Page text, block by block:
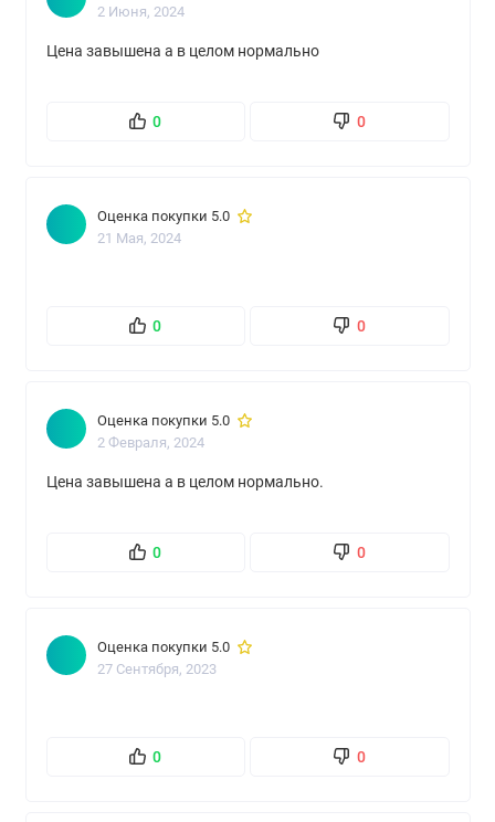
2 Июня, 2024
Цена завышена а в целом нормально
0 0
Оценка покупки 5.0
21 Мая, 2024
0 0
Оценка покупки 5.0
2 Февраля, 2024
Цена завышена а в целом нормально.
0 0
Оценка покупки 5.0
27 Сентября, 2023
0 0